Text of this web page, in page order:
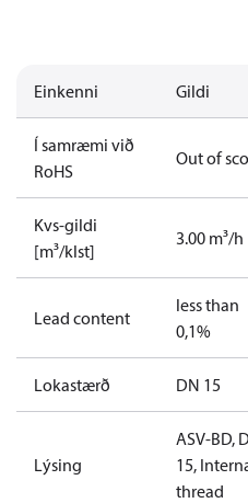
Einkenni Gildi
Í samræmi við
RoHS
Out of
Kvs-gildi
[m³/klst]
3.00 m³/h
Lead content
less than
0,1%
Lokastærð DN 15
Lýsing
ASV-BD,
15,
thread